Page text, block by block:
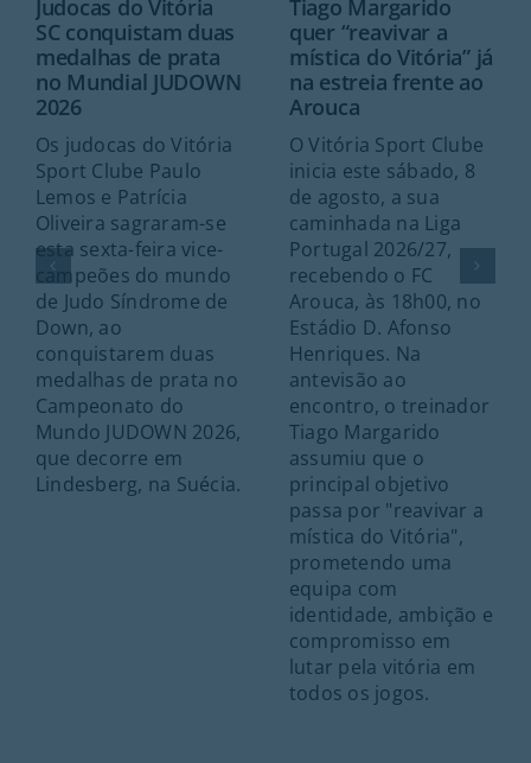
Judocas do Vitória
SC conquistam duas
medalhas de prata
no Mundial JUDOWN
2026
Os judocas do Vitória
Sport Clube Paulo
Lemos e Patrícia
Oliveira sagraram-se
esta sexta-feira vice-
campeões do mundo
de Judo Síndrome de
Down, ao
conquistarem duas
medalhas de prata no
Campeonato do
Mundo JUDOWN 2026,
que decorre em
Lindesberg, na Suécia.
Tiago Margarido
quer “reavivar a
mística do Vitória” já
na estreia frente ao
Arouca
O Vitória Sport Clube
inicia este sábado, 8
de agosto, a sua
caminhada na Liga
Portugal 2026/27,
recebendo o FC
Arouca, às 18h00, no
Estádio D. Afonso
Henriques. Na
antevisão ao
encontro, o treinador
Tiago Margarido
assumiu que o
principal objetivo
passa por "reavivar a
mística do Vitória",
prometendo uma
equipa com
identidade, ambição e
compromisso em
lutar pela vitória em
todos os jogos.